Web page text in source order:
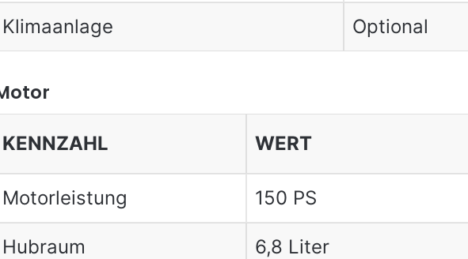
Klimaanlage Optional
KENNZAHL WERT
Motorleistung 150 PS
Hubraum 6,8 Liter